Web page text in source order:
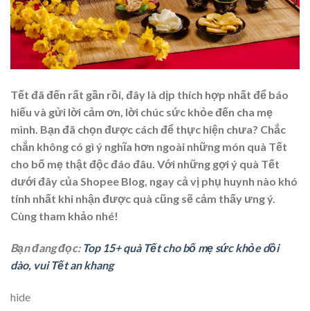
Tết đã đến rất gần rồi, đây là dịp thích hợp nhất để báo
hiếu và gửi lời cảm ơn, lời chúc sức khỏe đến cha mẹ
mình. Bạn đã chọn được cách để thực hiện chưa? Chắc
chắn không có gì ý nghĩa hơn ngoài những món quà Tết
cho bố mẹ thật độc đáo đâu. Với những gợi ý quà Tết
dưới đây của Shopee Blog, ngay cả vị phụ huynh nào khó
tính nhất khi nhận được quà cũng sẽ cảm thấy ưng ý.
Cùng tham khảo nhé!
Bạn đang đọc: Top 15+ quà Tết cho bố mẹ sức khỏe dồi
dào, vui Tết an khang
hide